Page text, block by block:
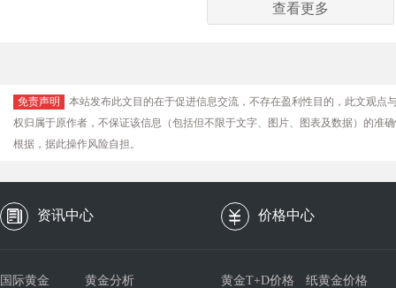
查看更多
免责声明
本站发布此文目的在于促进信息交流，不存在盈利性目的，此文观
权归属于原作者，不保证该信息（包括但不限于文字、图片、图表及数据）的准
根据，据此操作风险自担。
资讯中心 价格中心
国际黄金 黄金分析 黄金T+D价格 纸黄金价格